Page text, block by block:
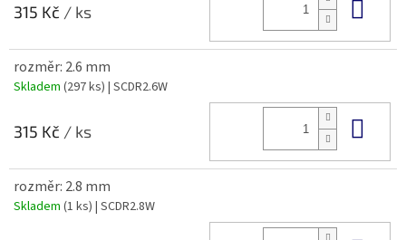
315 Kč / ks
rozměr: 2.6 mm
Skladem (297 ks) | SCDR2.6W
315 Kč / ks
rozměr: 2.8 mm
Skladem (1 ks) | SCDR2.8W